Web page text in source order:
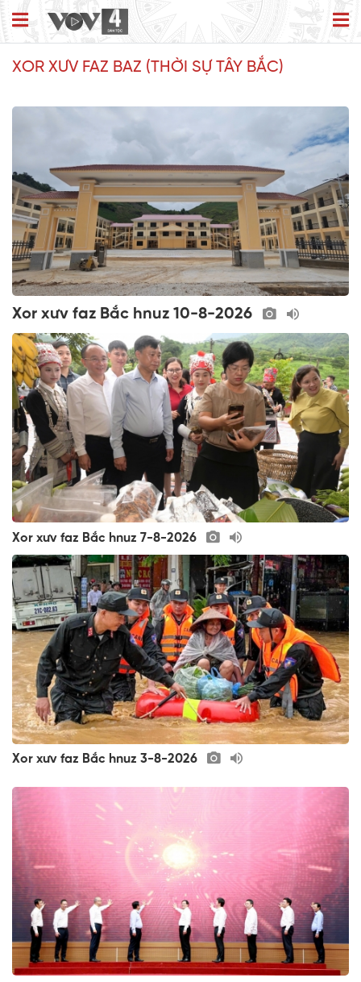
XOR XƯV FAZ BAZ (THỜI SỰ TÂY BẮC)
Xor xưv faz Bắc hnuz 10-8-2026
Xor xưv faz Bắc hnuz 7-8-2026
Xor xưv faz Bắc hnuz 3-8-2026